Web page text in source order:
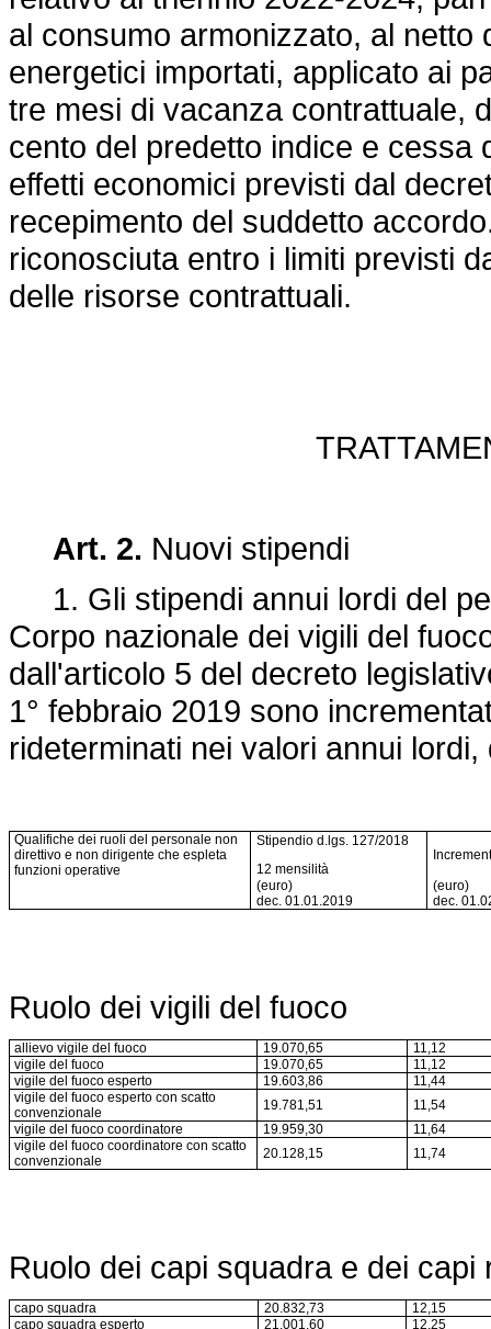
al consumo armonizzato, al netto
energetici importati, applicato ai
tre mesi di vacanza contrattuale,
cento del predetto indice e cessa
effetti economici previsti dal
recepimento del suddetto
riconosciuta entro i limiti previsti
delle risorse contrattuali.
Art. 2. Nuovi stipendi
1. Gli stipendi annui lordi del
Corpo nazionale dei vigili del
dall'articolo 5 del decreto
1° febbraio 2019 sono
rideterminati nei valori annui
Qualifiche dei ruoli del personale non
direttivo e non dirigente che espleta
funzioni operative
Stipendio d.lgs. 127/2018
12 mensilità
(euro)
(euro)
dec. 01.01.2019
dec.
Ruolo dei vigili del fuoco
allievo vigile del fuoco 19.070,65
11,12
vigile del fuoco
19.070,65
11,12
vigile del fuoco esperto
19.603,86
11,44
vigile del fuoco esperto con scatto
convenzionale
19.781,51
11,54
vigile del fuoco coordinatore
19.959,30
11,64
vigile del fuoco coordinatore con scatto
convenzionale
20.128,15 11,74
Ruolo dei capi squadra e dei capi
capo squadra 20.832,73
12,15
capo squadra esperto
21.001,60 12,25